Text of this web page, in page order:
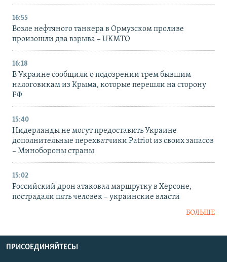
16:55
Возле нефтяного танкера в Ормузском проливе
произошли два взрыва – UKMTO
16:18
В Украине сообщили о подозрении трем бывшим
налоговикам из Крыма, которые перешли на сторону
РФ
15:40
Нидерланды не могут предоставить Украине
дополнительные перехватчики Patriot из своих запасов
– Минобороны страны
15:02
Российский дрон атаковал маршрутку в Херсоне,
пострадали пять человек – украинские власти
БОЛЬШЕ
ПРИСОЕДИНЯЙТЕСЬ!